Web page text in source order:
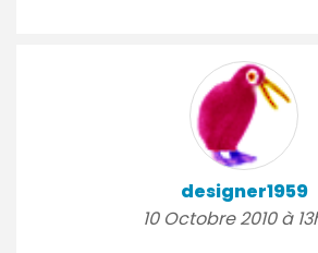
designer1959
10 Octobre 2010 à